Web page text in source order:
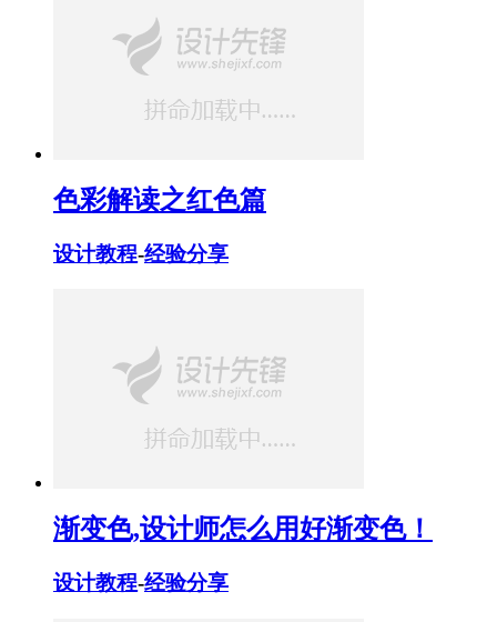
色彩解读之红色篇
设计教程-经验分享
渐变色,设计师怎么用好渐变色！
设计教程-经验分享